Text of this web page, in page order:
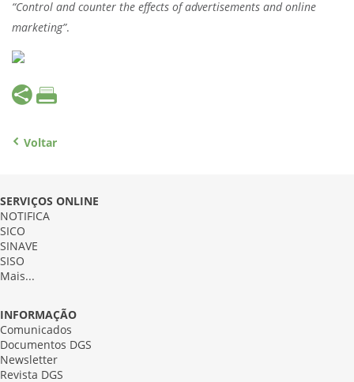
“Control and counter the effects of advertisements and online
marketing”.
Voltar
SERVIÇOS ONLINE
NOTIFICA
SICO
SINAVE
SISO
Mais...
INFORMAÇÃO
Comunicados
Documentos DGS
Newsletter
Revista DGS